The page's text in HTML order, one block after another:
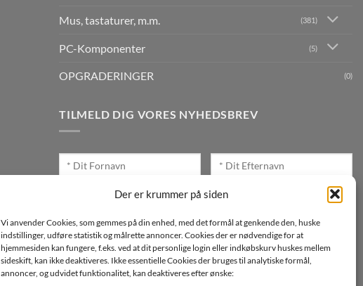
Der er krummer på siden
Vi anvender Cookies, som gemmes på din enhed, med det formål at genkende den, huske
indstillinger, udføre statistik og målrette annoncer. Cookies der er nødvendige for at
hjemmesiden kan fungere, f.eks. ved at dit personlige login eller indkøbskurv huskes mellem
sideskift, kan ikke deaktiveres. Ikke essentielle Cookies der bruges til analytiske formål,
annoncer, og udvidet funktionalitet, kan deaktiveres efter ønske:
Mus, tastaturer, m.m. (381)
PC-Komponenter (5)
OPGRADERINGER (0)
TILMELD DIG VORES NYHEDSBREV
Jeg ønsker at modtage mails fra TJdata!
Læs vores Persondatapolitik